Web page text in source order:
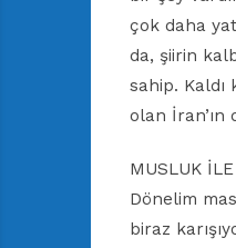
çok daha
da, şiirin
sahip.
olan
MUSLUK
Dönelim
biraz